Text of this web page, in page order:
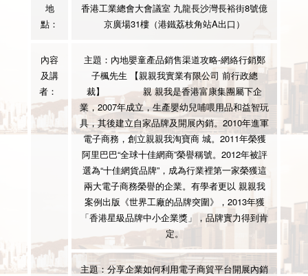
地
點：
香港工業總會大會議室 九龍長沙灣長裕街8號億
京廣場31樓（港鐵荔枝角站A出口）
內容
及講
者：
主題：內地嬰童產品銷售渠道攻略-網絡行銷鄭
子楓先生 【親親我實業有限公司 前行政總
裁】親 親我是香港富康集團屬下企
業，2007年成立，生產嬰幼兒哺喂用品和益智玩
具，其後建立自家品牌及開展內銷。2010年進軍
電子商務，創立親親我淘寶商 城。2011年榮獲
阿里巴巴“全球十佳網商”榮譽稱號。2012年被評
選為“十佳網貨品牌”，成為行業裡第一家榮獲這
兩大電子商務榮譽的企業。有學者更以 親親我
案例出版《世界工廠的品牌突圍》，2013年獲
「香港星級品牌中小企業獎」，品牌實力得到肯
定。
主題：分享企業如何利用電子商貿平台開展內銷